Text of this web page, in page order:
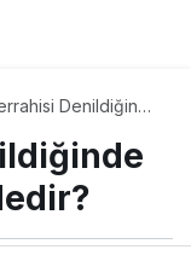
Denildiğinde